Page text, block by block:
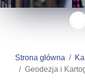
Strona główna
Geodezja i